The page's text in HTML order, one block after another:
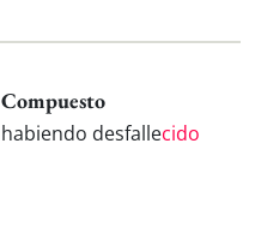
Compuesto
habiendo desfallecido